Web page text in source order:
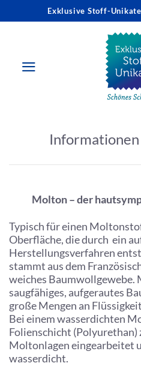
Inhalt
Exklusive Stoff-Unikate
Molton – der
Typisch für einen
Oberfläche, die durch ein
Herstellungsverfahren
stammt aus dem
weiches Baumwollgewebe.
saugfähiges, aufgerautes
große Mengen an
Bei einem wasserdichten
Folienschicht (Polyurethan)
Moltonlagen eingearbeitet
wasserdicht.